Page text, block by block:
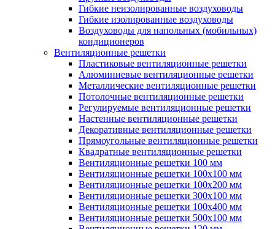
Гибкие неизолированные воздуховоды
Гибкие изолированные воздуховоды
Воздуховоды для напольных (мобильных)
кондиционеров
Вентиляционные решетки
Пластиковые вентиляционные решетки
Алюминиевые вентиляционные решетки
Металлические вентиляционные решетки
Потолочные вентиляционные решетки
Регулируемые вентиляционные решетки
Настенные вентиляционные решетки
Декоративные вентиляционные решетки
Прямоугольные вентиляционные решетки
Квадратные вентиляционные решетки
Вентиляционные решетки 100 мм
Вентиляционные решетки 100х100 мм
Вентиляционные решетки 100х200 мм
Вентиляционные решетки 300х100 мм
Вентиляционные решетки 100х400 мм
Вентиляционные решетки 500х100 мм